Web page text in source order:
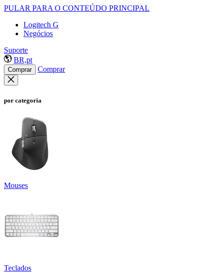
PULAR PARA O CONTEÚDO PRINCIPAL
Logitech G
Negócios
Suporte
BR,pt
Comprar Comprar
por categoria
Mouses
Teclados